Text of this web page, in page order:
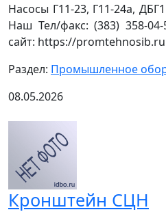
Насосы Г11-23, Г11-24а,
Наш Тел/факс: (383) 358-
сайт: https://promtehnosib.ru
Раздел: Промышленное
08.05.2026
Кронштейн СЦН